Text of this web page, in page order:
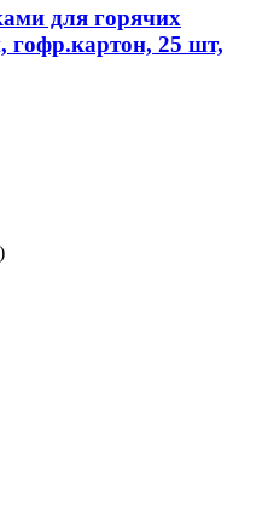
для горячих
гофр.картон, 25 шт,